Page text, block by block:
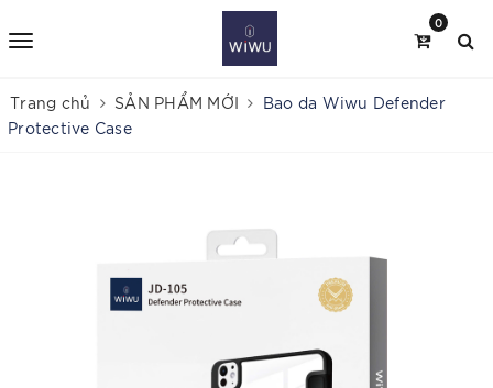
0
Trang chủ SẢN PHẨM MỚI
Bao da Wiwu Defender
Protective Case